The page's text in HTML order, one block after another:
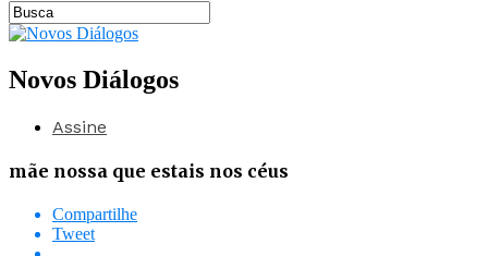
Novos Diálogos
Assine
mãe nossa que estais nos céus
Compartilhe
Tweet